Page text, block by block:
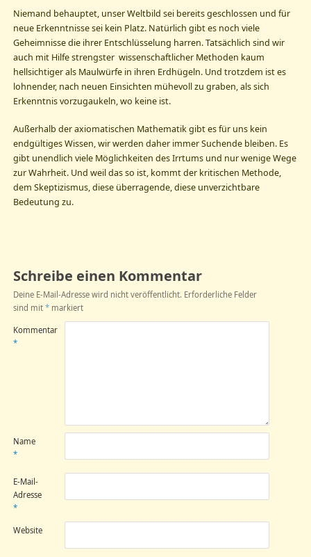
Niemand behauptet, unser Weltbild sei bereits geschlossen und für
neue Erkenntnisse sei kein Platz. Natürlich gibt es noch viele
Geheimnisse die ihrer Entschlüsselung harren. Tatsächlich sind wir
auch mit Hilfe strengster wissenschaftlicher Methoden kaum
hellsichtiger als Maulwürfe in ihren Erdhügeln. Und trotzdem ist es
lohnender, nach neuen Einsichten mühevoll zu graben, als sich
Erkenntnis vorzugaukeln, wo keine ist.
Außerhalb der axiomatischen Mathematik gibt es für uns kein
endgültiges Wissen, wir werden daher immer Suchende bleiben. Es
gibt unendlich viele Möglichkeiten des Irrtums und nur wenige Wege
zur Wahrheit. Und weil das so ist, kommt der kritischen Methode,
dem Skeptizismus, diese überragende, diese unverzichtbare
Bedeutung zu.
Schreibe einen Kommentar
Deine E-Mail-Adresse wird nicht veröffentlicht. Erforderliche Felder
sind mit *markiert
Kommentar
*
Name
*
E-Mail-
Adresse
*
Website